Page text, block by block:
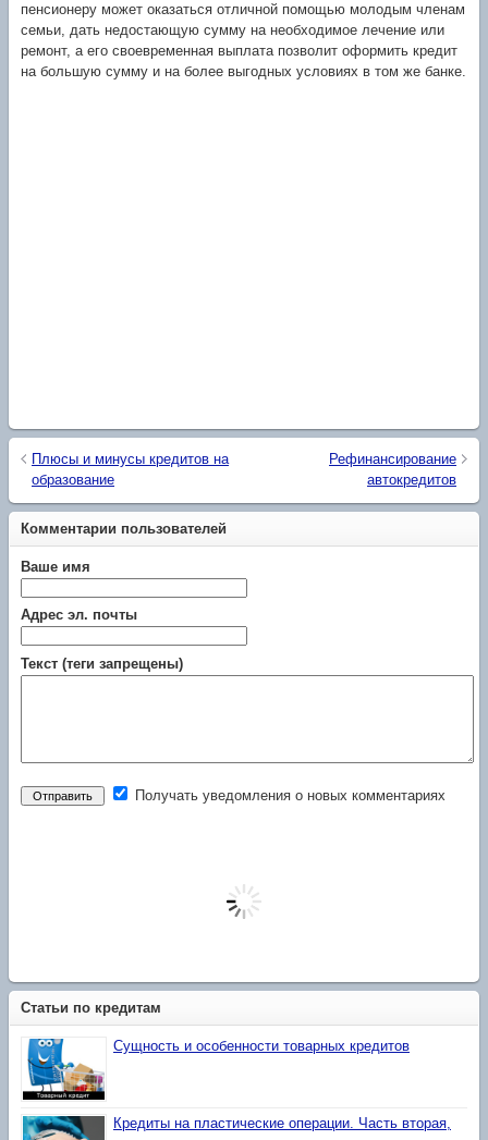
пенсионеру может оказаться отличной помощью молодым членам
семьи, дать недостающую сумму на необходимое лечение или
ремонт, а его своевременная выплата позволит оформить кредит
на большую сумму и на более выгодных условиях в том же банке.
Плюсы и минусы кредитов на
образование
Рефинансирование
автокредитов
Комментарии пользователей
Ваше имя
Адрес эл. почты
Текст (теги запрещены)
Получать уведомления о новых комментариях
Статьи по кредитам
Сущность и особенности товарных кредитов
Кредиты на пластические операции. Часть вторая,